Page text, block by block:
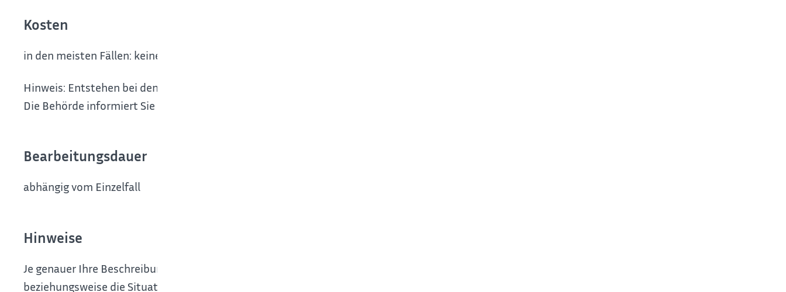
Kosten
in den meisten Fällen: keine
Hinweis: Entstehen bei den Ermittlungen mehr als geringfügige Kosten, kann die Behörde Verwaltungsgebühren erheben.
Die Behörde informiert Sie darüber.
Bearbeitungsdauer
abhängig vom Einzelfall
Hinweise
Je genauer Ihre Beschreibung ist, desto einfacher und schneller kann die Behörde bei den jeweiligen Betrieben ermitteln
beziehungsweise die Situation einschätzen.